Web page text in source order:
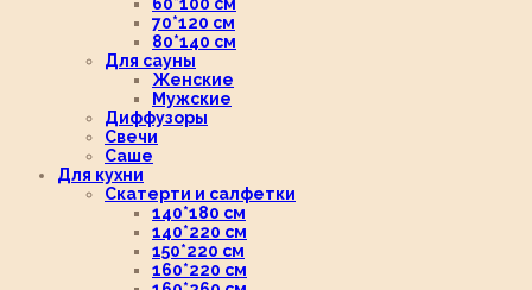
70*120 см
80*140 см
Для сауны
Женские
Мужские
Диффузоры
Свечи
Саше
Для кухни
Скатерти и салфетки
140*180 см
140*220 см
150*220 см
160*220 см